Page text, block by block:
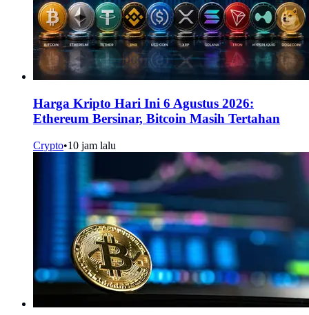
Harga Kripto Hari Ini 6 Agustus 2026:
Ethereum Bersinar, Bitcoin Masih Tertahan
Crypto•10 jam lalu